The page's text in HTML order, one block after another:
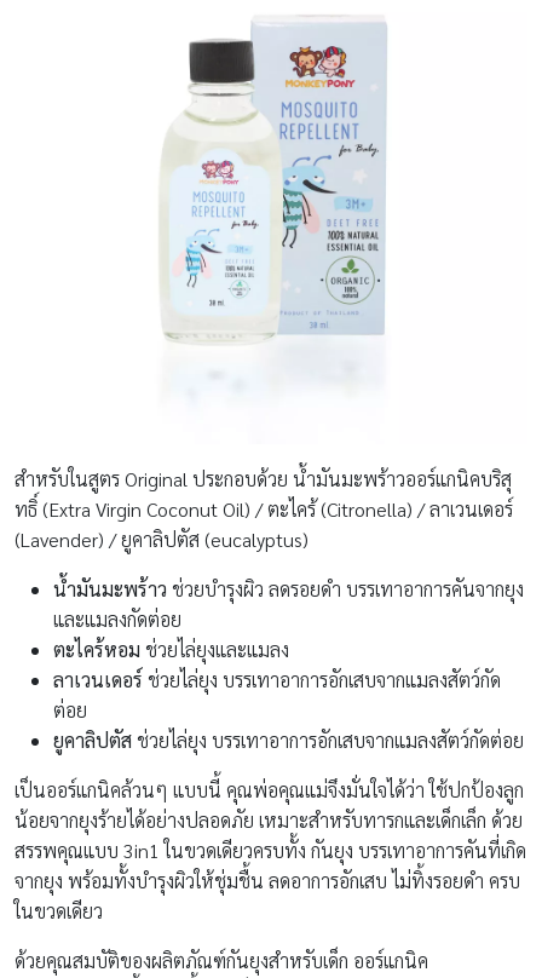
สำหรับในสูตร Original ประกอบด้วย น้ำมันมะพร้าวออร์แกนิคบริสุ
ทธิ์ (Extra Virgin Coconut Oil) / ตะไคร้ (Citronella) / ลาเวนเดอร์
(Lavender) / ยูคาลิปตัส (eucalyptus)
น้ำมันมะพร้าว ช่วยบำรุงผิว ลดรอยดำ บรรเทาอาการคันจากยุง
และแมลงกัดต่อย
ตะไคร้หอม ช่วยไล่ยุงและแมลง
ลาเวนเดอร์ ช่วยไล่ยุง บรรเทาอาการอักเสบจากแมลงสัตว์กัด
ต่อย
ยูคาลิปตัส ช่วยไล่ยุง บรรเทาอาการอักเสบจากแมลงสัตว์กัดต่อย
เป็นออร์แกนิคล้วนๆ แบบนี้ คุณพ่อคุณแม่จึงมั่นใจได้ว่า ใช้ปกป้องลูก
น้อยจากยุงร้ายได้อย่างปลอดภัย เหมาะสำหรับทารกและเด็กเล็ก ด้วย
สรรพคุณแบบ 3in1 ในขวดเดียวครบทั้ง กันยุง บรรเทาอาการคันที่เกิด
จากยุง พร้อมทั้งบำรุงผิวให้ชุ่มชื้น ลดอาการอักเสบ ไม่ทิ้งรอยดำ ครบ
ในขวดเดียว
ด้วยคุณสมบัติของผลิตภัณฑ์กันยุงสำหรับเด็ก ออร์แกนิค